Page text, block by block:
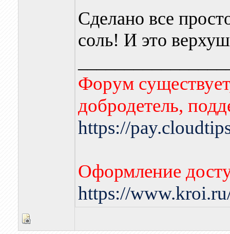
Сделано все
соль! И это
Форум
добродетель,
https://
Оформление
https://